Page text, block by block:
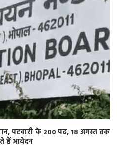
पटवारी के 200 पद, 18 अगस्त तक
हैं आवेदन